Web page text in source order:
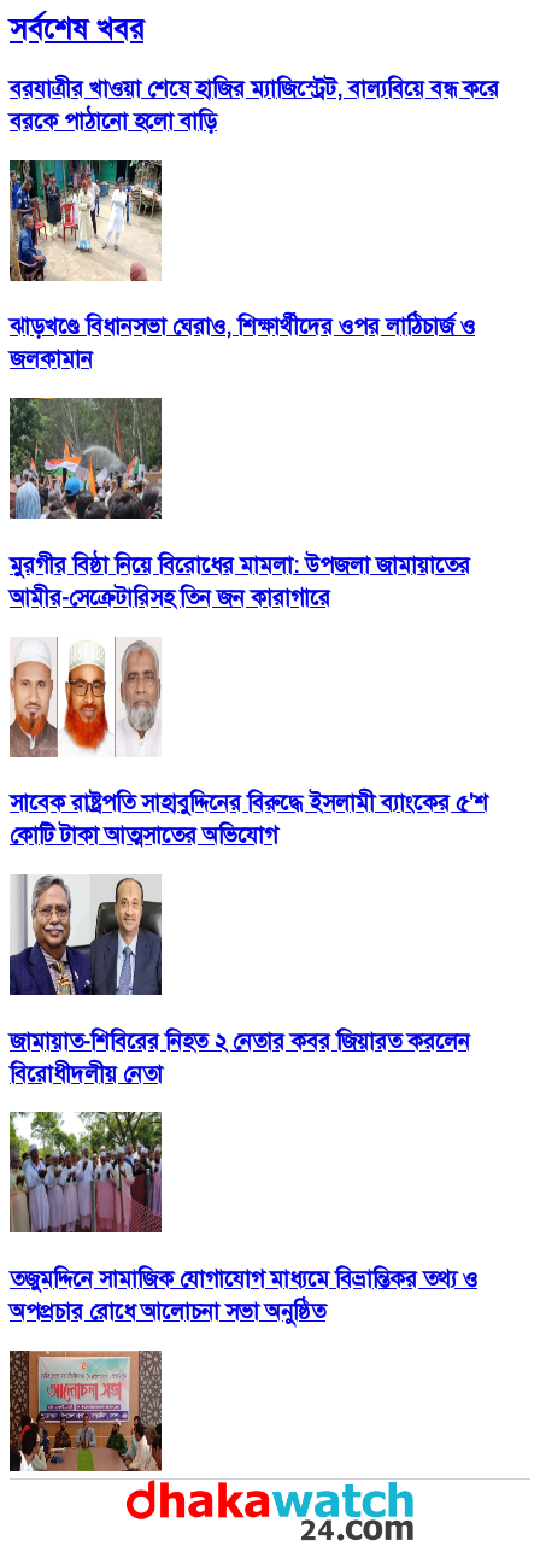
সর্বশেষ খবর
বরযাত্রীর খাওয়া শেষে হাজির ম্যাজিস্ট্রেট, বাল্যবিয়ে বন্ধ করে
বরকে পাঠানো হলো বাড়ি
ঝাড়খণ্ডে বিধানসভা ঘেরাও, শিক্ষার্থীদের ওপর লাঠিচার্জ ও
জলকামান
মুরগীর বিষ্ঠা নিয়ে বিরোধের মামলা: উপজলা জামায়াতের
আমীর-সেক্রেটারিসহ তিন জন কারাগারে
সাবেক রাষ্ট্রপতি সাহাবুদ্দিনের বিরুদ্ধে ইসলামী ব্যাংকের ৫'শ
কোটি টাকা আত্মসাতের অভিযোগ
জামায়াত-শিবিরের নিহত ২ নেতার কবর জিয়ারত করলেন
বিরোধীদলীয় নেতা
তজুমদ্দিনে সামাজিক যোগাযোগ মাধ্যমে বিভ্রান্তিকর তথ্য ও
অপপ্রচার রোধে আলোচনা সভা অনুষ্ঠিত